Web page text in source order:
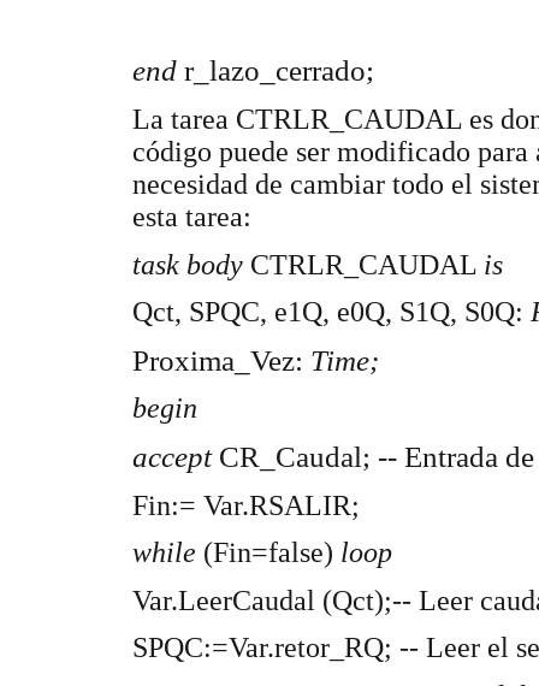
end r_lazo_cerrado;
La tarea CTRLR_CAUDAL es
código puede ser modificado
necesidad de cambiar todo el
esta tarea:
task body CTRLR_CAUDAL is
Qct, SPQC, e1Q, e0Q, S1Q, S0Q:
Proxima_Vez: Time;
begin
accept CR_Caudal; -- Entrada de
Fin:= Var.RSALIR;
while (Fin=false) loop
Var.LeerCaudal (Qct);-- Leer
SPQC:=Var.retor_RQ; -- Leer el